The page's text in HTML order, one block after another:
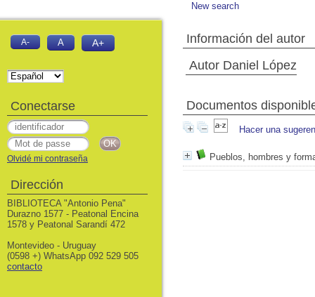
New search
Información del autor
Autor Daniel López
Documentos
Hacer una
Pueblos, hombres y
A- A A+
Conectarse
Olvidé mi contraseña
Dirección
BIBLIOTECA "Antonio Pena"
Durazno 1577 - Peatonal Encina
1578 y Peatonal Sarandí 472
Montevideo - Uruguay
(0598 +) WhatsApp 092 529 505
contacto